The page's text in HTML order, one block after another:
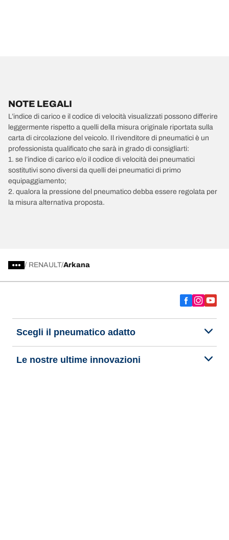
NOTE LEGALI
L’indice di carico e il codice di velocità visualizzati possono differire
leggermente rispetto a quelli della misura originale riportata sulla
carta di circolazione del veicolo. Il rivenditore di pneumatici è un
professionista qualificato che sarà in grado di consigliarti:
1. se l’indice di carico e/o il codice di velocità dei pneumatici
sostitutivi sono diversi da quelli dei pneumatici di primo
equipaggiamento;
2. qualora la pressione del pneumatico debba essere regolata per
la misura alternativa proposta.
/ RENAULT Arkana
Scegli il pneumatico adatto
Le nostre ultime innovazioni